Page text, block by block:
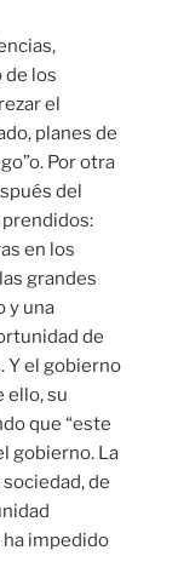
de los
el
planes de
Por otra
del
en los
grandes
y una
de
Y el gobierno
ello, su
que “este
gobierno. La
de
impedido